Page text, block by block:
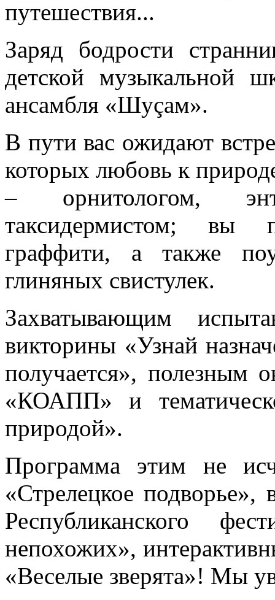
путешествия...
Заряд бодрости
детской
ансамбля «Шуçам».
В пути вас ожидают
которых любовь к
– орнитологом,
таксидермистом; вы
граффити, а также
глиняных свистулек.
Захватывающим
викторины «Узнай
получается», полезным
«КОАПП» и
природой».
Программа этим не
«Стрелецкое
Республиканского
непохожих»,
«Веселые зверята»! Мы